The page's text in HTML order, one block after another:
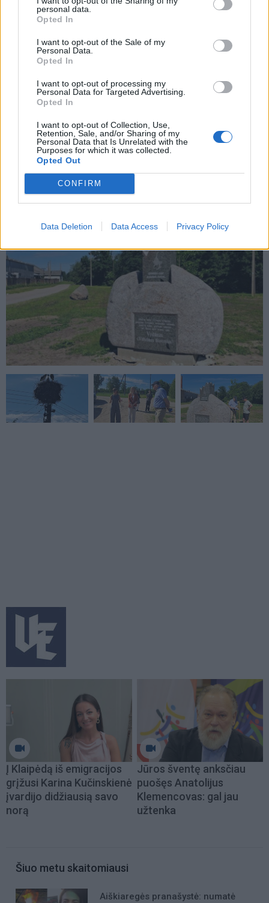
personal data.
Opted In
I want to opt-out of the Sale of my
Personal Data.
Opted In
I want to opt-out of processing my
Personal Data for Targeted Advertising.
Opted In
I want to opt-out of Collection, Use,
Retention, Sale, and/or Sharing of my
Personal Data that Is Unrelated with the
Purposes for which it was collected.
Opted Out
CONFIRM
Data Deletion Data Access Privacy Policy
Fotoreportažą parengė KU kultūros renginių
„Vydūnas-Tautai ir valstybei" moderatorius-režisierius
Juozas Ivanauskas
Ruošiantis paminklinio akmens
atidengimo šventei Vydūno gimtinėje
Jonaičiuose
Į Klaipėdą iš emigracijos
grįžusi Karina Kučinskienė
įvardijo didžiausią savo
norą
Jūros šventę anksčiau
puošęs Anatolijus
Klemencovas: gal jau
užtenka
Šiuo metu skaitomiausi
Aiškiaregės pranašystė: numatė